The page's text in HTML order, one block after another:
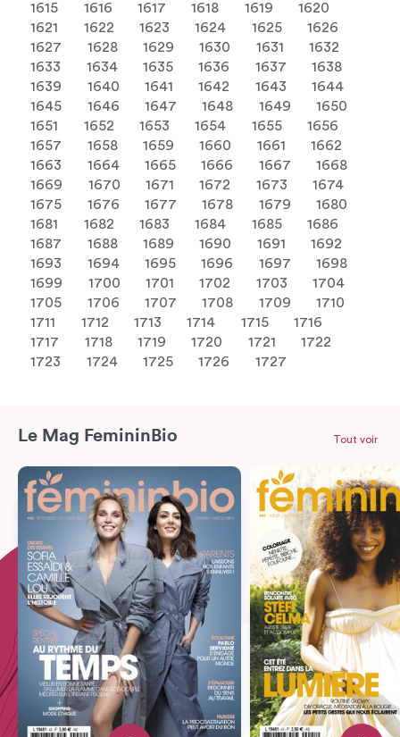
1615
1616 1617 1618 1619
1620
1621
1622 1623 1624 1625
1626
1627
1628 1629 1630 1631
1632
1633
1634 1635 1636 1637
1638
1639
1640 1641 1642 1643
1644
1645
1646 1647 1648 1649
1650
1651
1652 1653 1654 1655
1656
1657
1658 1659 1660 1661
1662
1663
1664 1665 1666 1667
1668
1669
1670 1671 1672 1673
1674
1675
1676 1677 1678 1679
1680
1681
1682 1683 1684 1685
1686
1687
1688 1689 1690 1691
1692
1693
1694 1695 1696 1697
1698
1699
1700 1701 1702 1703
1704
1705
1706 1707 1708 1709
1710
1711
1712 1713 1714 1715
1716
1717
1718 1719 1720 1721
1722
1723
1724 1725 1726 1727
Le Mag FemininBio Tout voir